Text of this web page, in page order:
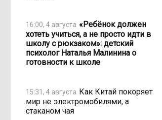
16:00, 4 августа «Ребёнок должен
хотеть учиться, а не просто идти в
школу с рюкзаком»: детский
психолог Наталья Малинина о
готовности к школе
15:31, 4 августа Как Китай покоряет
мир не электромобилями, а
стаканом чая